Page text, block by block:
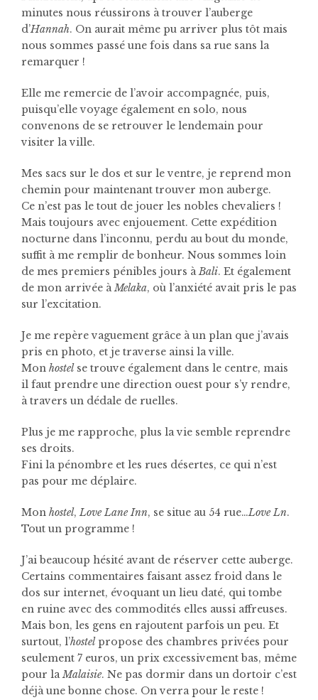
minutes nous réussirons à trouver l’auberge
d’Hannah. On aurait même pu arriver plus tôt mais
nous sommes passé une fois dans sa rue sans la
remarquer !
Elle me remercie de l’avoir accompagnée, puis,
puisqu’elle voyage également en solo, nous
convenons de se retrouver le lendemain pour
visiter la ville.
Mes sacs sur le dos et sur le ventre, je reprend mon
chemin pour maintenant trouver mon auberge.
Ce n’est pas le tout de jouer les nobles chevaliers !
Mais toujours avec enjouement. Cette expédition
nocturne dans l’inconnu, perdu au bout du monde,
suffit à me remplir de bonheur. Nous sommes loin
de mes premiers pénibles jours à Bali. Et également
de mon arrivée à Melaka, où l’anxiété avait pris le pas
sur l’excitation.
Je me repère vaguement grâce à un plan que j’avais
pris en photo, et je traverse ainsi la ville.
Mon hostelse trouve également dans le centre, mais
il faut prendre une direction ouest pour s’y rendre,
à travers un dédale de ruelles.
Plus je me rapproche, plus la vie semble reprendre
ses droits.
Fini la pénombre et les rues désertes, ce qui n’est
pas pour me déplaire.
Mon hostel, Love Lane Inn, se situe au 54 rue…Love Ln.
Tout un programme !
J’ai beaucoup hésité avant de réserver cette auberge.
Certains commentaires faisant assez froid dans le
dos sur internet, évoquant un lieu daté, qui tombe
en ruine avec des commodités elles aussi affreuses.
Mais bon, les gens en rajoutent parfois un peu. Et
surtout, l’hostelpropose des chambres privées pour
seulement 7 euros, un prix excessivement bas, même
pour la Malaisie. Ne pas dormir dans un dortoir c’est
déjà une bonne chose. On verra pour le reste !